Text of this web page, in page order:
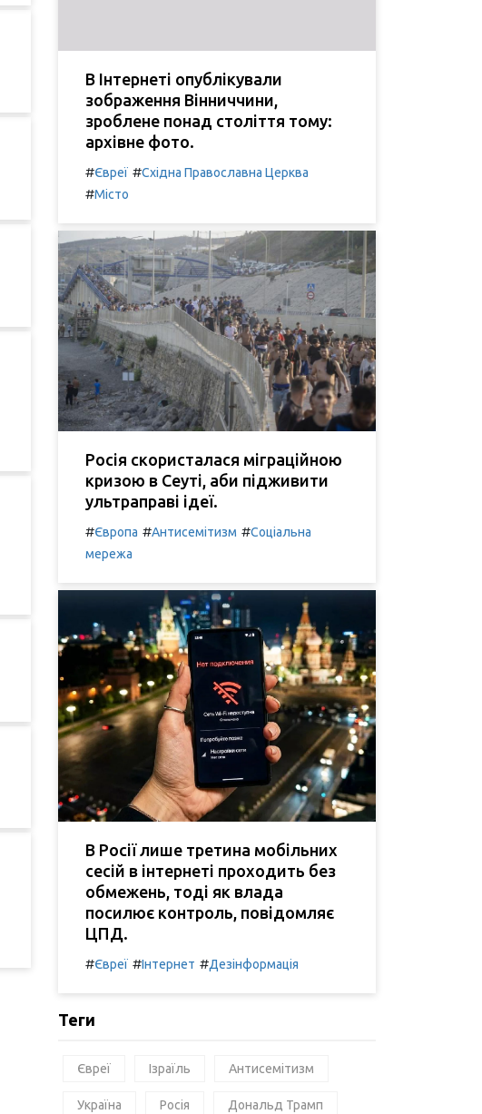
В Інтернеті опублікували
зображення Вінниччини,
зроблене понад століття тому:
архівне фото.
#Євреї #Східна Православна Церква
#Місто
Росія скористалася міграційною
кризою в Сеуті, аби підживити
ультраправі ідеї.
#Європа #Антисемітизм #Соціальна
мережа
В Росії лише третина мобільних
сесій в інтернеті проходить без
обмежень, тоді як влада
посилює контроль, повідомляє
ЦПД.
#Євреї #Інтернет #Дезінформація
Теги
Євреї Ізраїль Антисемітизм
Україна Росія Дональд Трамп